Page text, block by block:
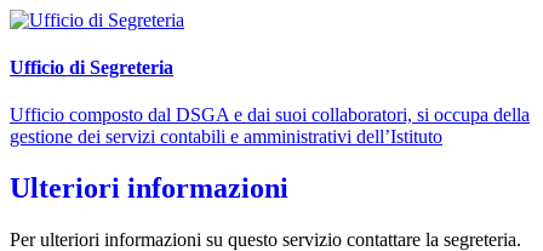
Ufficio di Segreteria
Ufficio composto dal DSGA e dai suoi collaboratori, si occupa della
gestione dei servizi contabili e amministrativi dell’Istituto
Ulteriori informazioni
Per ulteriori informazioni su questo servizio contattare la segreteria.